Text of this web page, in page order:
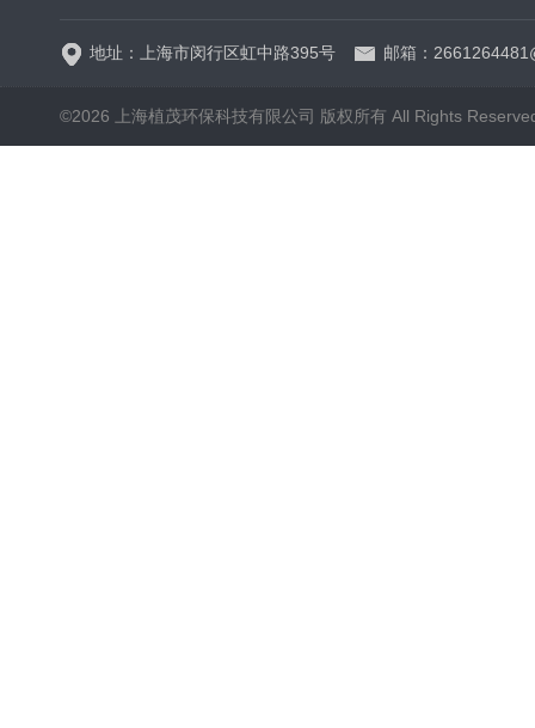
地址：上海市闵行区虹中路395号 邮箱：
©2026 上海植茂环保科技有限公司 版权所有 All Rights